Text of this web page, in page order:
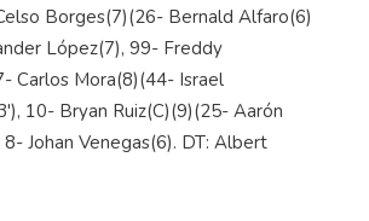
Borges(7)(26- Bernald Alfaro(6)
López(7), 99- Freddy
Carlos Mora(8)(44- Israel
10- Bryan Ruiz(C)(9)(25- Aarón
Johan Venegas(6). DT: Albert